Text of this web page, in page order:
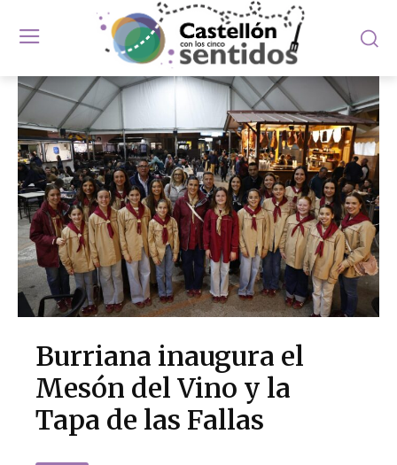
Burriana inaugura el
Mesón del Vino y la
Tapa de las Fallas